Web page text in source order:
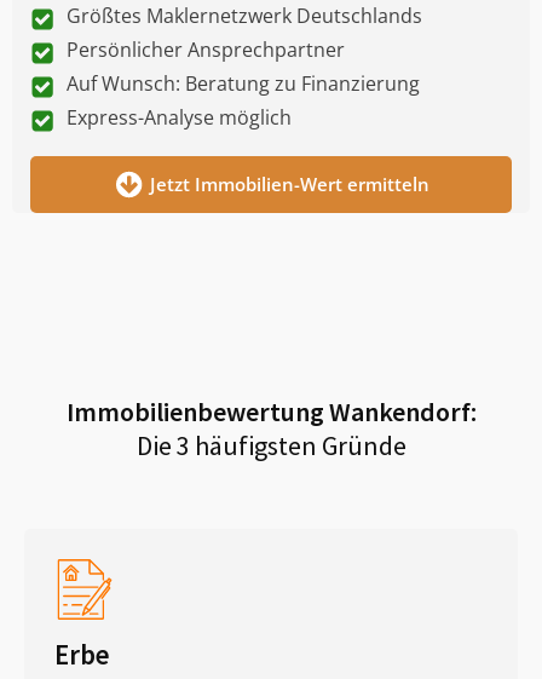
Größtes Maklernetzwerk Deutschlands
Persönlicher Ansprechpartner
Auf Wunsch: Beratung zu Finanzierung
Express-Analyse möglich
Jetzt Immobilien-Wert ermitteln
ImmobilienbewertungWankendorf:
Die 3 häufigsten Gründe
Erbe